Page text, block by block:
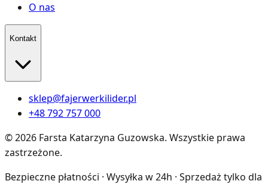
O nas
Kontakt
sklep@fajerwerkilider.pl
+48 792 757 000
©2026 Farsta Katarzyna Guzowska. Wszystkie prawa
zastrzeżone.
Bezpieczne płatności · Wysyłka w 24h · Sprzedaż tylko dla